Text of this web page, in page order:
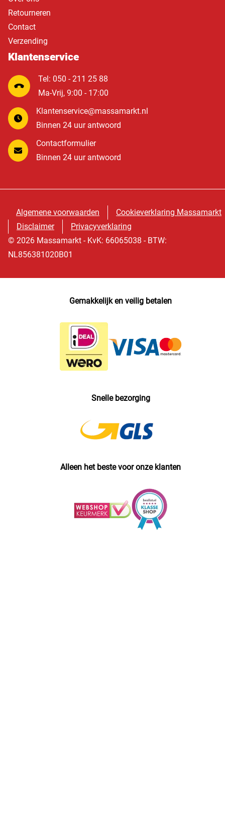
Retourneren
Contact
Verzending
Klantenservice
Tel: 050 - 211 25 88
Ma-Vrij, 9:00 - 17:00
Klantenservice@massamarkt.nl
Binnen 24 uur antwoord
Contactformulier
Binnen 24 uur antwoord
Algemene voorwaarden
Cookieverklaring Massamarkt
Disclaimer
Privacyverklaring
© 2026 Massamarkt - KvK: 66065038 - BTW:
NL856381020B01
Gemakkelijk en veilig betalen
Snelle bezorging
Alleen het beste voor onze klanten